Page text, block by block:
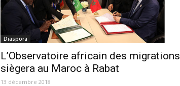
Diaspora
L’Observatoire africain des migrations
siègera au Maroc à Rabat
13 décembre 2018